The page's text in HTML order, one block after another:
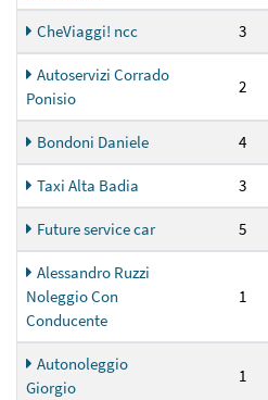
CheViaggi! ncc 3
Autoservizi Corrado
Ponisio
2
Bondoni Daniele 4
Taxi Alta Badia 3
Future service car 5
Alessandro Ruzzi
Noleggio Con
Conducente
1
Autonoleggio
Giorgio
1